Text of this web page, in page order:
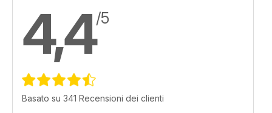
4,4/5
Basato su 341 Recensioni dei clienti